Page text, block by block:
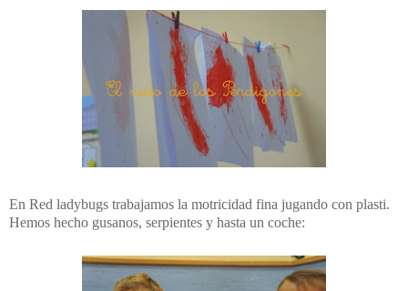
En Red ladybugs trabajamos la motricidad fina jugando con plasti.
Hemos hecho gusanos, serpientes y hasta un coche: